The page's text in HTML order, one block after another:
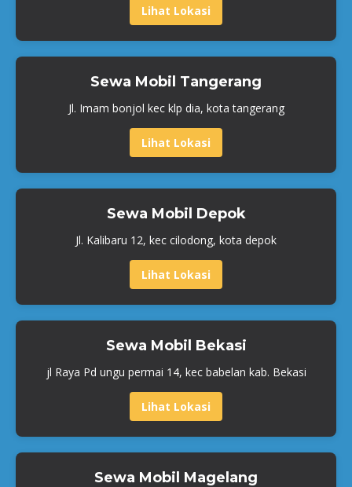
Lihat Lokasi
Sewa Mobil Tangerang
Jl. Imam bonjol kec klp dia, kota tangerang
Lihat Lokasi
Sewa Mobil Depok
Jl. Kalibaru 12, kec cilodong, kota depok
Lihat Lokasi
Sewa Mobil Bekasi
jl Raya Pd ungu permai 14, kec babelan kab. Bekasi
Lihat Lokasi
Sewa Mobil Magelang